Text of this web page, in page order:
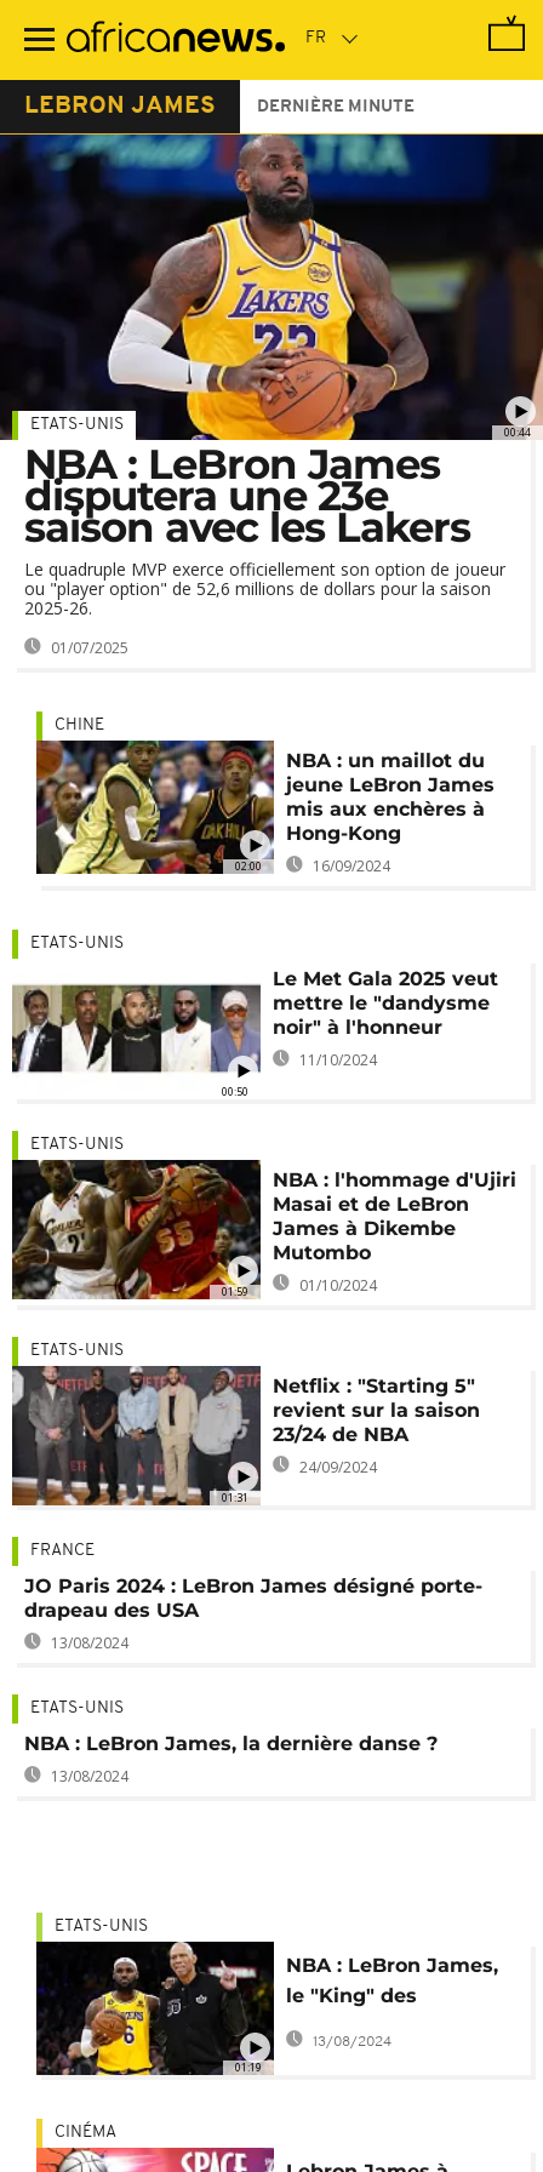
contenu
LEBRON JAMES DERNIÈRE MINUTE
00:44
ETATS-UNIS
NBA : LeBron James
disputera une 23e
saison avec les Lakers
Le quadruple MVP exerce officiellement son option de joueur
ou "player option" de 52,6 millions de dollars pour la saison
2025-26.
01/07/2025
02:00
CHINE
NBA : un maillot du
jeune LeBron James
mis aux enchères à
Hong-Kong
16/09/2024
00:50
ETATS-UNIS
Le Met Gala 2025 veut
mettre le "dandysme
noir" à l'honneur
11/10/2024
01:59
ETATS-UNIS
NBA : l'hommage d'Ujiri
Masai et de LeBron
James à Dikembe
Mutombo
01/10/2024
01:31
ETATS-UNIS
Netflix : "Starting 5"
revient sur la saison
23/24 de NBA
24/09/2024
FRANCE
JO Paris 2024 : LeBron James désigné porte-
drapeau des USA
13/08/2024
ETATS-UNIS
NBA : LeBron James, la dernière danse ?
13/08/2024
01:19
ETATS-UNIS
NBA : LeBron James,
le "King" des
marqueurs
13/08/2024
CINÉMA